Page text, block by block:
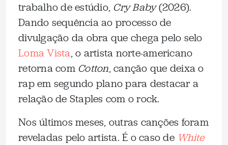
trabalho de estúdio, Cry Baby(2026).
Dando sequência ao processo de
divulgação da obra que chega pelo selo
Loma Vista, o artista norte-americano
retorna com Cotton, canção que deixa o
rap em segundo plano para destacar a
relação de Staples com o rock.
Nos últimos meses, outras canções foram
reveladas pelo artista. É o caso de White